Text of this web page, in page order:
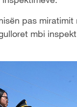
pas
mbi